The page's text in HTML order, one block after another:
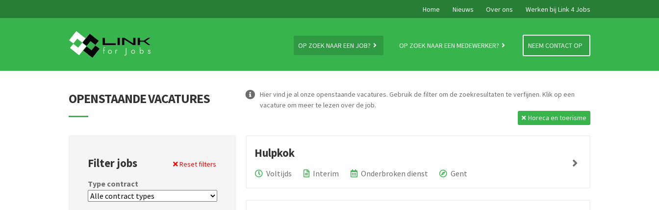
Home Nieuws Over ons Werken bij Link 4 Jobs
to
navigation
to
content
OP ZOEK NAAR EEN JOB? OP ZOEK NAAR EEN MEDEWERKER? NEEM CONTACT OP
OPENSTAANDE VACATURES
Hier vind je al onze openstaande vacatures. Gebruik de filter om de zoekresultaten te verfijnen. Klik op een
vacature om meer te lezen over de job.
Filter jobs Reset filters
Type contract
Horeca en toerisme
Hulpkok
Voltijds Interim Onderbroken dienst Gent